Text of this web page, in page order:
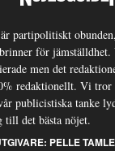
partipolitiskt
för jämställdhet.
men det
redaktionellt. Vi tror
publicistiska tanke
det bästa nöjet.
PELLE